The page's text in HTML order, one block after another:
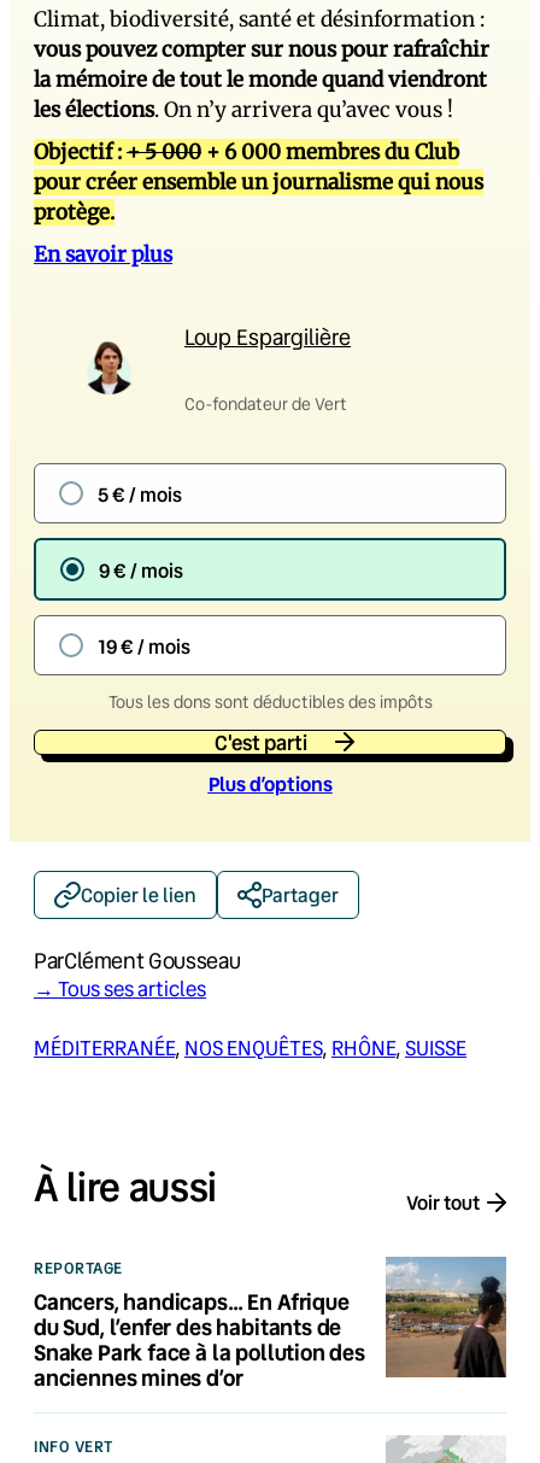
Climat, biodiversité, santé et désinformation :
vous pouvez compter sur nous pour rafraîchir
la mémoire de tout le monde quand viendront
les élections. On n’y arrivera qu’avec vous !
Objectif :+ 5 000 + 6 000 membres du Club
pour créer ensemble un journalisme qui nous
protège.
En savoir plus
Loup Espargilière
Co-fondateur de Vert
5 € / mois
9 € / mois
19 € / mois
Tous les dons sont déductibles des impôts
C'est parti
Plus d’options
Copier le lien Partager
ParClément Gousseau
→ Tous ses articles
MÉDITERRANÉE, NOS ENQUÊTES, RHÔNE, SUISSE
À lire aussi Voir tout
REPORTAGE
Cancers, handicaps… En Afrique
du Sud, l’enfer des habitants de
Snake Park face à la pollution des
anciennes mines d’or
INFO VERT